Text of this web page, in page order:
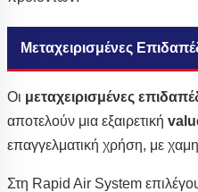
Μεταχειρισμένες
Οι μεταχειρισμένες
αποτελούν μια εξαιρετική
επαγγελματική χρήση, με
Στη Rapid Air System